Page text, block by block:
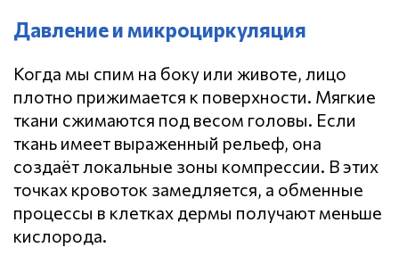
Давление и микроциркуляция
Когда мы спим на боку или животе, лицо
плотно прижимается к поверхности. Мягкие
ткани сжимаются под весом головы. Если
ткань имеет выраженный рельеф, она
создаёт локальные зоны компрессии. В этих
точках кровоток замедляется, а обменные
процессы в клетках дермы получают меньше
кислорода.